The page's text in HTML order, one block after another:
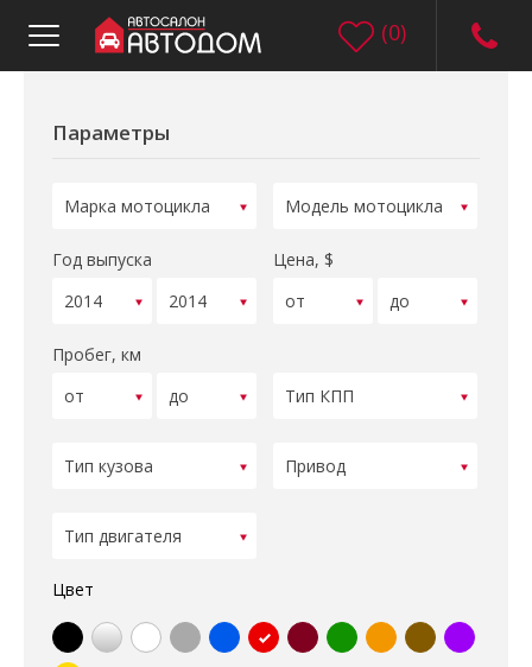
(0)
Параметры
Год выпуска Цена, $
Пробег, км
Цвет